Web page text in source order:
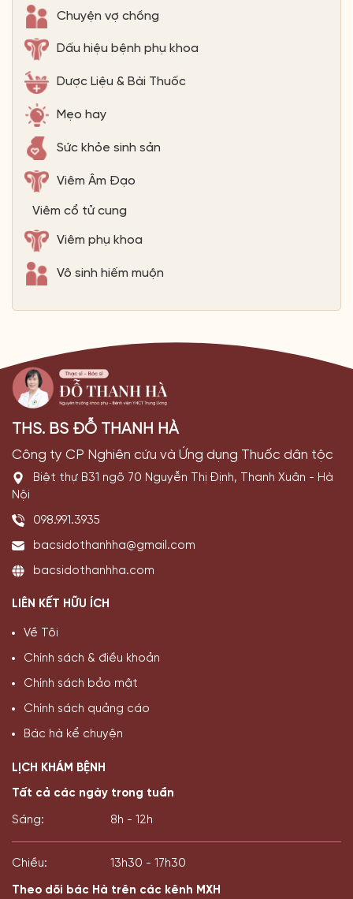
Chuyện vợ chồng
Dấu hiệu bệnh phụ khoa
Dược Liệu & Bài Thuốc
Mẹo hay
Sức khỏe sinh sản
Viêm Âm Đạo
Viêm cổ tử cung
Viêm phụ khoa
Vô sinh hiếm muộn
THS. BS ĐỖ THANH HÀ
Công ty CP Nghiên cứu và Ứng dụng Thuốc dân tộc
Biệt thự B31 ngõ 70 Nguyễn Thị Định, Thanh Xuân - Hà
Nội
098.991.3935
bacsidothanhha@gmail.com
bacsidothanhha.com
LIÊN KẾT HỮU ÍCH
Về Tôi
Chính sách & điều khoản
Chính sách bảo mật
Chính sách quảng cáo
Bác hà kể chuyện
LỊCH KHÁM BỆNH
Tất cả các ngày trong tuần
Sáng: 8h - 12h
Chiều: 13h30 - 17h30
Theo dõi bác Hà trên các kênh MXH